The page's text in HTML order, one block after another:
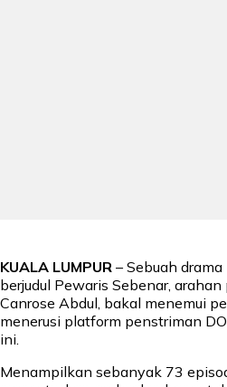
KUALA LUMPUR – Sebuah
berjudul Pewaris Sebenar,
Canrose Abdul, bakal menemui
menerusi platform penstriman
ini.
Menampilkan sebanyak 73